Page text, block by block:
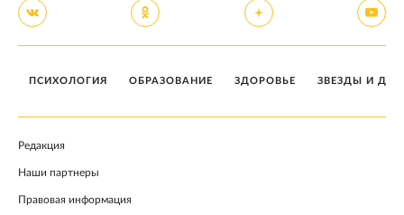
ПСИХОЛОГИЯ ОБРАЗОВАНИЕ ЗДОРОВЬЕ ЗВЕЗДЫ И
Редакция
Наши партнеры
Правовая информация